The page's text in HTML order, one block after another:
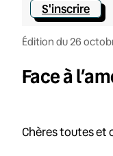
S'inscrire
Édition du 26
Face à
Chères toutes et